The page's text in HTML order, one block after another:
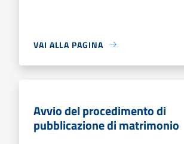
VAI ALLA PAGINA
Avvio del procedimento di
pubblicazione di matrimonio